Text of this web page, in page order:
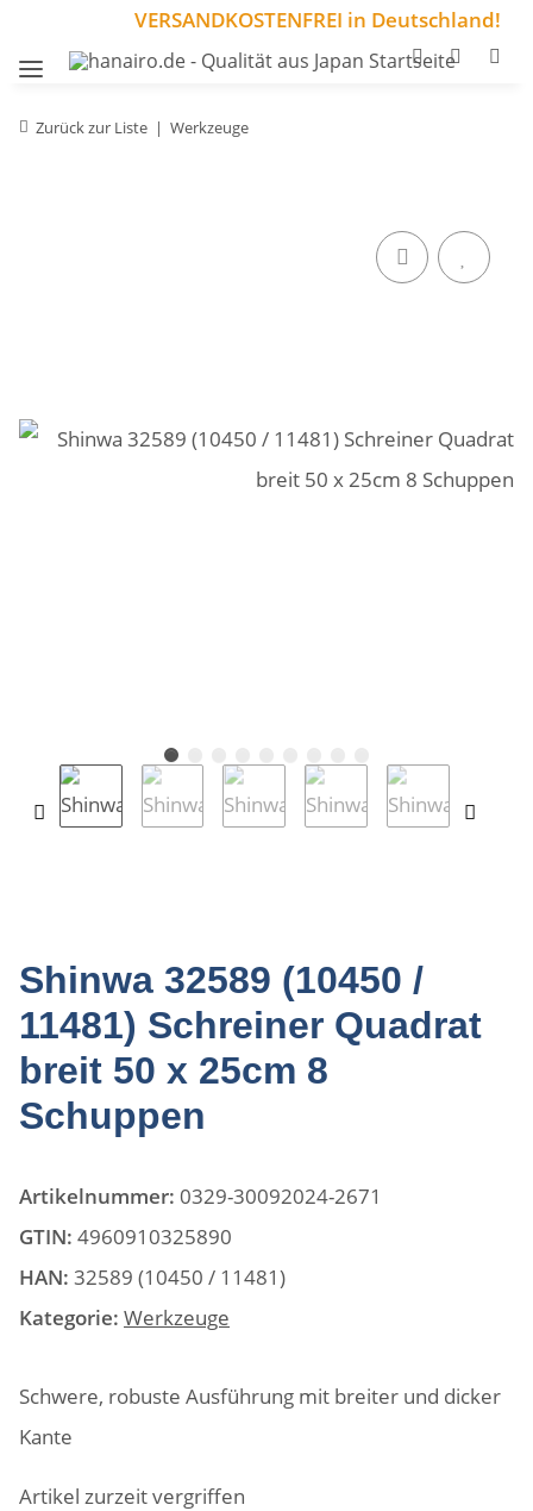
VERSANDKOSTENFREI in Deutschland!
Zurück zur Liste Werkzeuge
Shinwa 32589 (10450 /
11481) Schreiner Quadrat
breit 50 x 25cm 8
Schuppen
Artikelnummer: 0329-30092024-2671
GTIN: 4960910325890
HAN: 32589 (10450 / 11481)
Kategorie: Werkzeuge
Schwere, robuste Ausführung mit breiter und dicker
Kante
Artikel zurzeit vergriffen